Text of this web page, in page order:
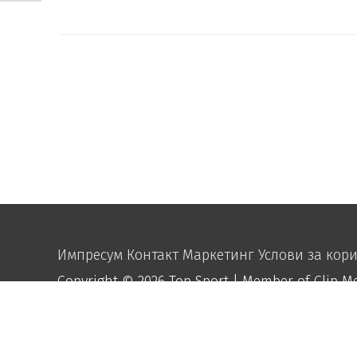
Импресум Контакт Маркетинг Услови за
Copyright © 2026Top Sport| Member of Clip